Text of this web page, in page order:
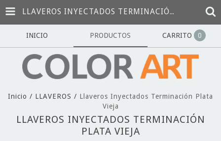
LLAVEROS INYECTADOS TERMINACIÓN PLATA VIEJA
INICIO PRODUCTOS CARRITO 0
Inicio / LLAVEROS / Llaveros Inyectados Terminación Plata
Vieja
LLAVEROS INYECTADOS TERMINACIÓN
PLATA VIEJA